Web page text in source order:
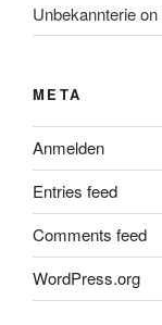
Unbekannterieon
META
Anmelden
Entries feed
Comments feed
WordPress.org